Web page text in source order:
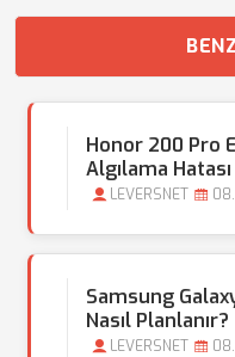
Honor 200 Pro
Algılama
LEVERSNET
Samsung
Nasıl Planlanır?
LEVERSNET